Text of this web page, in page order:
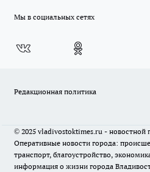
Мы в социальных сетях
Редакционная политика
© 2025 vladivostoktimes.ru - новостной
Оперативные новости города:
транспорт, благоустройство,
информация о жизни города